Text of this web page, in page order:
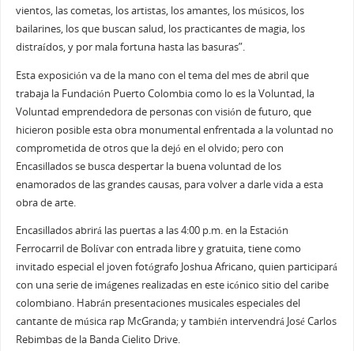
vientos, las cometas, los artistas, los amantes, los músicos, los
bailarines, los que buscan salud, los practicantes de magia, los
distraídos, y por mala fortuna hasta las basuras”.
Esta exposición va de la mano con el tema del mes de abril que
trabaja la Fundación Puerto Colombia como lo es la Voluntad, la
Voluntad emprendedora de personas con visión de futuro, que
hicieron posible esta obra monumental enfrentada a la voluntad no
comprometida de otros que la dejó en el olvido; pero con
Encasillados se busca despertar la buena voluntad de los
enamorados de las grandes causas, para volver a darle vida a esta
obra de arte.
Encasillados abrirá las puertas a las 4:00 p.m. en la Estación
Ferrocarril de Bolívar con entrada libre y gratuita, tiene como
invitado especial el joven fotógrafo Joshua Africano, quien participará
con una serie de imágenes realizadas en este icónico sitio del caribe
colombiano. Habrán presentaciones musicales especiales del
cantante de música rap McGranda; y también intervendrá José Carlos
Rebimbas de la Banda Cielito Drive.